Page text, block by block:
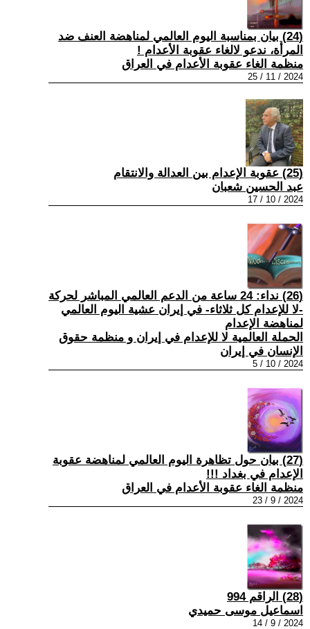
(24) بيان بمناسبة اليوم العالمي لمناهضة العنف ضد
المرأة، ندعو لالغاء عقوبة الأعدام !
منظمة الغاء عقوبة الأعدام في العراق
2024 / 11 / 25
(25) عقوبة الإعدام بين العدالة والانتقام
عبد الحسين شعبان
2024 / 10 / 17
(26) نداء: 24 ساعة من الدعم العالمي المباشر لحركة
-لا للإعدام كل ثلاثاء- في إيران عشية اليوم العالمي
لمناهضة الإعدام
الحملة العالمية لا للإعدام في إيران و منظمة حقوق
الإنسان في إيران
2024 / 10 / 5
(27) بيان حول تظاهرة اليوم العالمي لمناهضة عقوبة
الإعدام في بغداد !!!
منظمة الغاء عقوبة الأعدام في العراق
2024 / 9 / 23
(28) الراقم 994
اسماعيل موسى حميدي
2024 / 9 / 14